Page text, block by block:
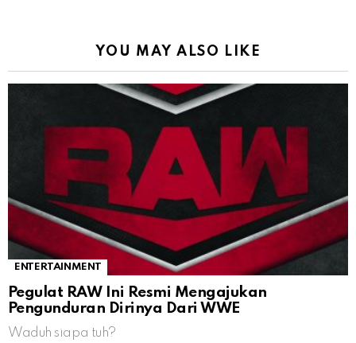
YOU MAY ALSO LIKE
ENTERTAINMENT
Pegulat RAW Ini Resmi Mengajukan
Pengunduran Dirinya Dari WWE
Waduh siapa tuh?